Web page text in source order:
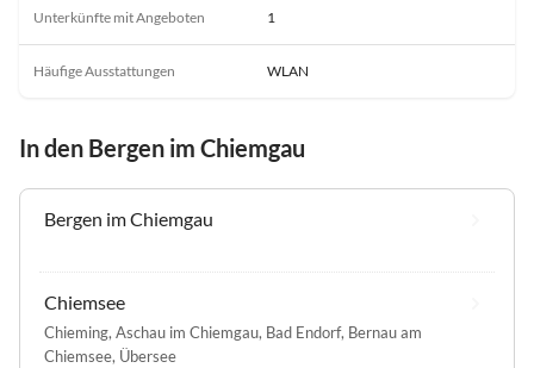
Unterkünfte mit Angeboten 1
Häufige Ausstattungen WLAN
In den Bergen im Chiemgau
Bergen im Chiemgau
Chiemsee
Chieming, Aschau im Chiemgau, Bad Endorf, Bernau am
Chiemsee, Übersee